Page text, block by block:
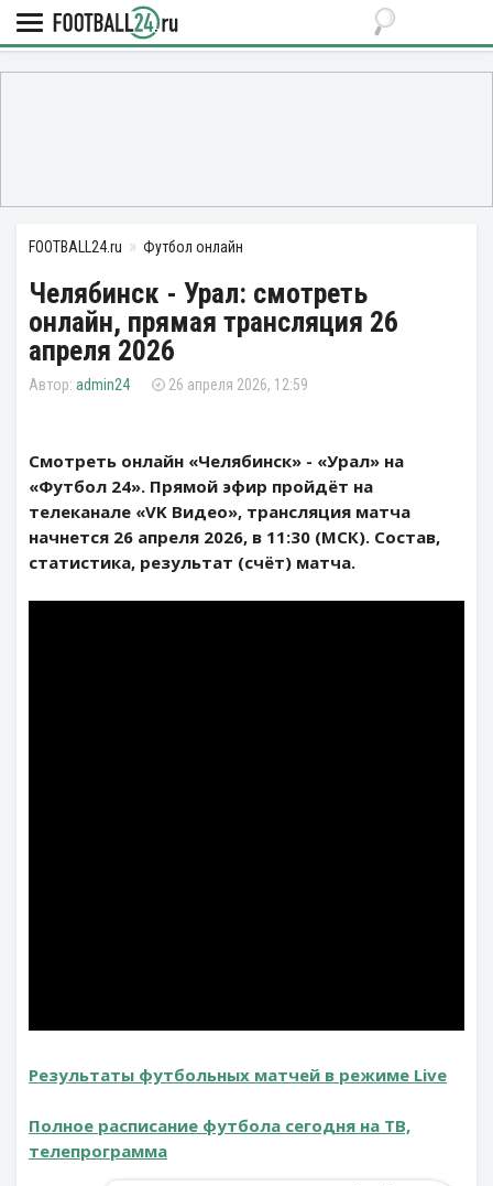
FOOTBALL24.ru Футбол онлайн
Челябинск - Урал: смотреть
онлайн, прямая трансляция 26
апреля 2026
admin24 26 апреля 2026, 12:59
Смотреть онлайн «Челябинск» - «Урал» на
«Футбол 24». Прямой эфир пройдёт на
телеканале «VK Видео», трансляция матча
начнется 26 апреля 2026, в 11:30 (МСК). Состав,
статистика, результат (счёт) матча.
Результаты футбольных матчей в режиме Live
Полное расписание футбола сегодня на ТВ,
телепрограмма